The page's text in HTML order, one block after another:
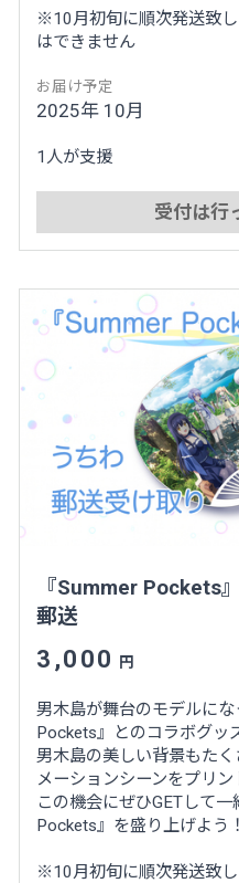
※10月初旬に順次発送致
はできません
お届け予定
2025年 10月
1人が支援
受付は行
『Summer Pockets
郵送
3,000 円
男木島が舞台のモデルに
Pockets』とのコラボグッ
男木島の美しい背景もた
メーションシーンをプリン
この機会にぜひGETして
Pockets』を盛り上げよう！
※10月初旬に順次発送致